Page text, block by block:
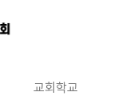
교회학교